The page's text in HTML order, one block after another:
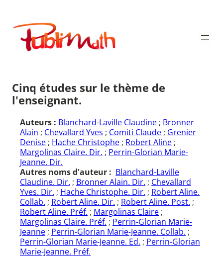
contenu
Publimath
Cinq études sur le thème de
l'enseignant.
Auteurs : Blanchard-Laville Claudine ; Bronner
Alain ; Chevallard Yves ; Comiti Claude ; Grenier
Denise ; Hache Christophe ; Robert Aline ;
Margolinas Claire. Dir. ; Perrin-Glorian Marie-
Jeanne. Dir.
Autres noms d'auteur : Blanchard-Laville
Claudine. Dir. ; Bronner Alain. Dir. ; Chevallard
Yves. Dir. ; Hache Christophe. Dir. ; Robert Aline.
Collab. ; Robert Aline. Dir. ; Robert Aline. Post. ;
Robert Aline. Préf. ; Margolinas Claire ;
Margolinas Claire. Préf. ; Perrin-Glorian Marie-
Jeanne ; Perrin-Glorian Marie-Jeanne. Collab. ;
Perrin-Glorian Marie-Jeanne. Ed. ; Perrin-Glorian
Marie-Jeanne. Préf.